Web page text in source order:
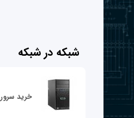
شبکه در شبکه
خرید سرور hp